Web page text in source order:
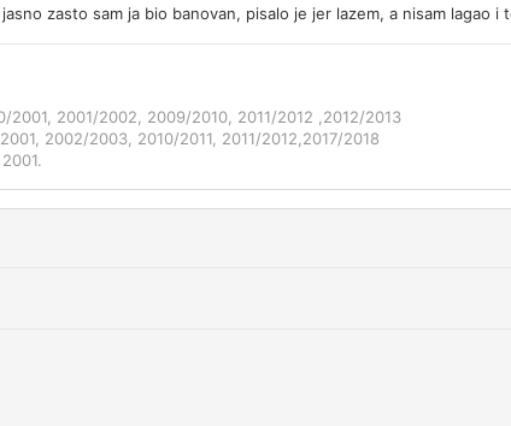
zasto sam ja bio banovan, pisalo je jer lazem, a nisam lagao i
2001, 2001/2002, 2009/2010, 2011/2012 ,2012/2013
2002/2003, 2010/2011, 2011/2012,2017/2018